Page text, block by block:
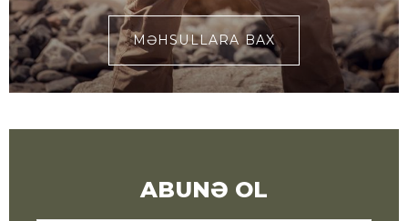
MƏHSULLARA BAX
ABUNƏ OL